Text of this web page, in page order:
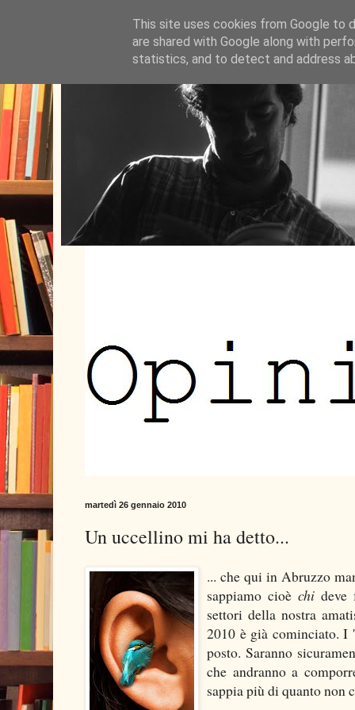
martedì 26 gennaio 2010
Un uccellino mi ha detto...
... che qui in Abruzzo
sappiamo cioè chideve
settori della nostra
2010 è già cominciato.
posto. Saranno
che andranno a
sappia più di quanto non
This site uses cookies from Google to
are shared with Google along with
statistics, and to detect and address